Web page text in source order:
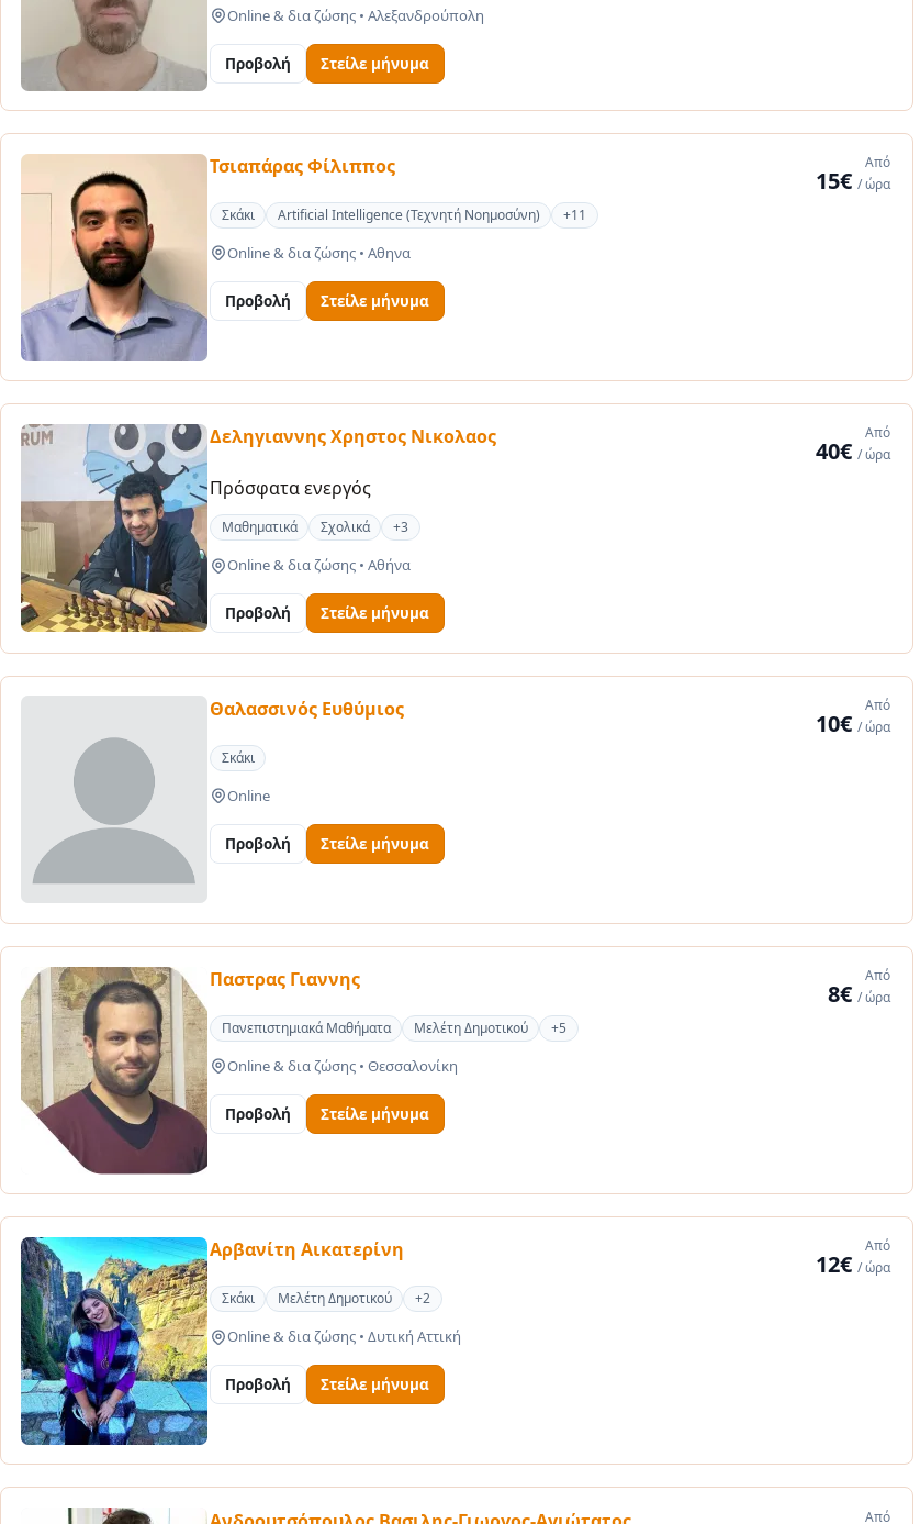
Online & δια ζώσης • Αλεξανδρούπολη
Προβολή Στείλε μήνυμα
Τσιαπάρας Φίλιππος Από
15€/ ώρα
Σκάκι
Artificial Intelligence (Τεχνητή Νοημοσύνη) +11
Online & δια ζώσης • Αθηνα
Προβολή Στείλε μήνυμα
Δεληγιαννης Χρηστος Νικολαος Από
40€/ ώρα
Πρόσφατα ενεργός
Μαθηματικά Σχολικά +3
Online & δια ζώσης • Αθήνα
Προβολή Στείλε μήνυμα
Θαλασσινός Ευθύμιος Από
10€/ ώρα
Σκάκι
Online
Προβολή Στείλε μήνυμα
Παστρας Γιαννης Από
8€/ ώρα
Πανεπιστημιακά Μαθήματα
Μελέτη Δημοτικού +5
Online & δια ζώσης • Θεσσαλονίκη
Προβολή Στείλε μήνυμα
Αρβανίτη Αικατερίνη Από
12€/ ώρα
Σκάκι
Μελέτη Δημοτικού +2
Online & δια ζώσης • Δυτική Αττική
Προβολή Στείλε μήνυμα
Από